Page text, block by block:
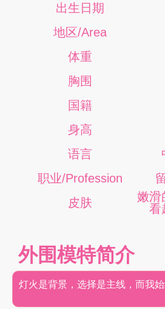
出生日期
地区/Area
体重
胸围
国籍
身高
语言
职业/Profession
皮肤
嫩滑
看
外围模特简介
灯火是背景，选择是主线，而我始